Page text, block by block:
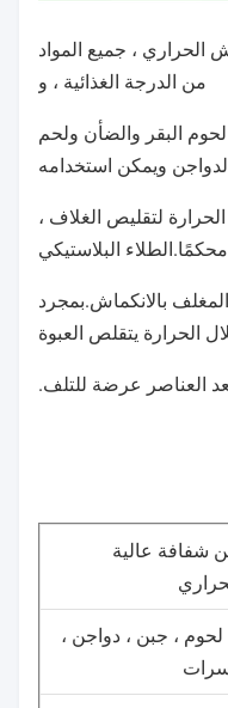
الحراري ، جميع المواد
من الدرجة الغذائية ، و
البقر والضأن ولحم
ويمكن استخدامه
لتقليص الغلاف ،
البلاستيكي
بالانكماش.بمجرد
الحرارة يتقلص العبوة
العناصر عرضة للتلف.
شفافة عالية
، جبن ، دواجن ،